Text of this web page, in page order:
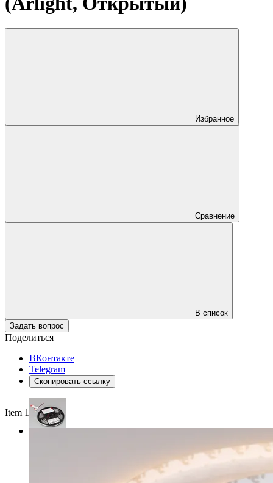
Избранное
Сравнение
В список
Задать вопрос
Поделиться
ВКонтакте
Telegram
Скопировать ссылку
Item 1 of 4